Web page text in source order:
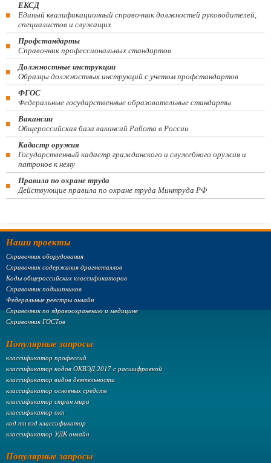
ЕКСД
Единый квалификационный справочник должностей руководителей,
специалистов и служащих
Профстандарты
Справочник профессиональных стандартов
Должностные инструкции
Образцы должностных инструкций с учетом профстандартов
ФГОС
Федеральные государственные образовательные стандарты
Вакансии
Общероссийская база вакансий Работа в России
Кадастр оружия
Государственный кадастр гражданского и служебного оружия и
патронов к нему
Правила по охране труда
Действующие правила по охране труда Минтруда РФ
Наши проекты
Справочник оборудования
Справочник содержания драгметаллов
Коды общероссийских классификаторов
Справочник подшипников
Федеральные реестры онлайн
Справочник по здравоохранению и медицине
Справочник ГОСТов
Популярные запросы
классификатор профессий
классификатор кодов ОКВЭД 2017 с расшифровкой
классификатор видов деятельности
классификатор основных средств
классификатор стран мира
классификатор окп
код тн вэд классификатор
классификатор УДК онлайн
Популярные запросы